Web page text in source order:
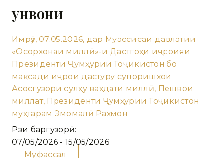
унвони
Имрӯз, 07.05.2026, дар Муассисаи давлатии
«Осорхонаи миллӣ»-и Дастгоҳи иҷроияи
Президенти Ҷумҳурии Тоҷикистон бо
мақсади иҷрои дастуру супоришҳои
Асосгузори сулҳу ваҳдати миллӣ, Пешвои
миллат, Президенти Ҷумҳурии Тоҷикистон
муҳтарам Эмомалӣ Раҳмон
Рӯзи баргузорӣ:
07/05/2026 - 15/05/2026
Муфассал